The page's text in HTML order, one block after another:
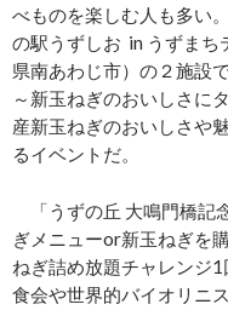
べものを楽しむ人も多い
の駅うずしお in うずまち
県南あわじ市）の２施設
～新玉ねぎのおいしさに
産新玉ねぎのおいしさや
るイベントだ。
「うずの丘 大鳴門橋記
ぎメニューor新玉ねぎを
ねぎ詰め放題チャレンジ
食会や世界的バイオリニ